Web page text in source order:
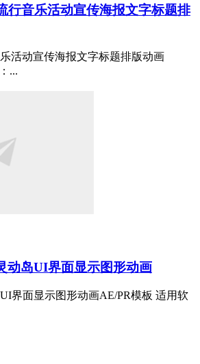
行音乐活动宣传海报文字标题排
活动宣传海报文字标题排版动画
...
动岛UI界面显示图形动画
界面显示图形动画AE/PR模板 适用软